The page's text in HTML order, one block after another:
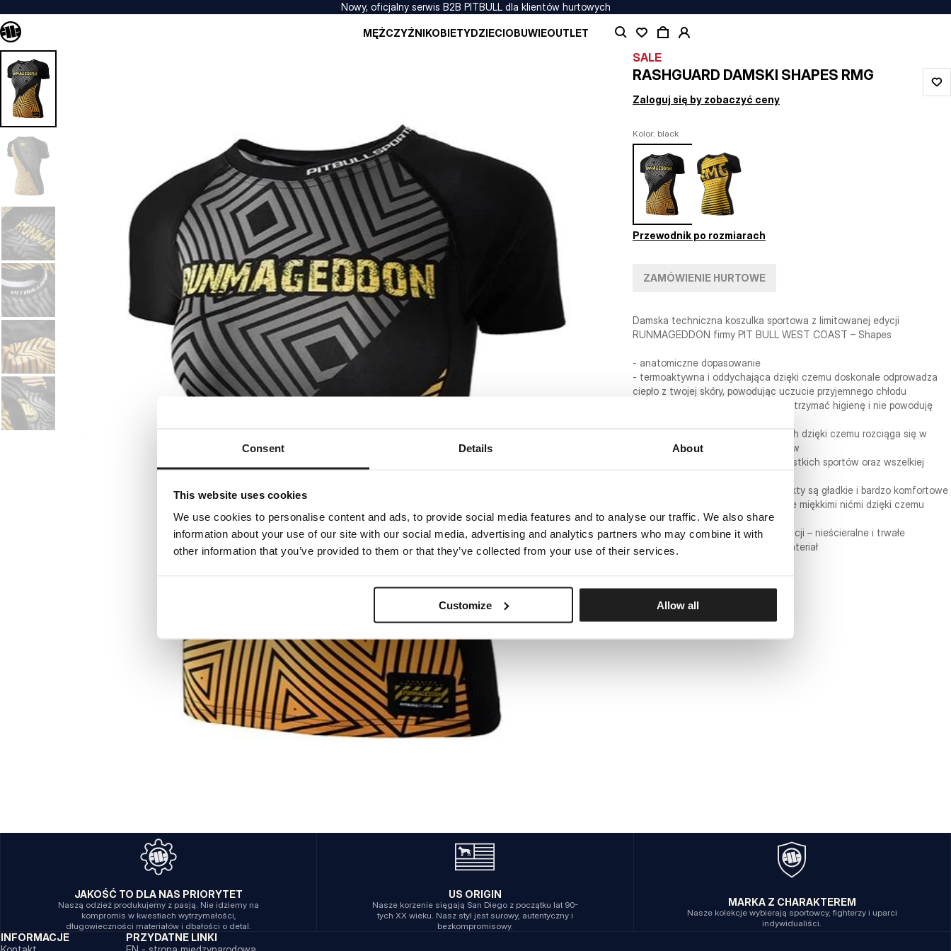
Consent Details About
This website uses cookies
We use cookies to personalise content and ads, to provide social media features and to analyse our traffic. We also share
information about your use of our site with our social media, advertising and analytics partners who may combine it with
other information that you’ve provided to them or that they’ve collected from your use of their services.
Customize Allow all
Nowy, oficjalny serwis B2B PITBULL dla klientów hurtowych
MĘŻCZYŹNIKOBIETYDZIECIOBUWIEOUTLET
SALE
RASHGUARD DAMSKI SHAPES RMG
Zaloguj się by zobaczyć ceny
Kolor: black
Przewodnik po rozmiarach
ZAMÓWIENIE HURTOWE
Damska techniczna koszulka sportowa z limitowanej edycji
RUNMAGEDDON firmy PIT BULL WEST COAST – Shapes
- anatomiczne dopasowanie
- termoaktywna i oddychająca dzięki czemu doskonale odprowadza
ciepło z twojej skóry, powodując uczucie przyjemnego chłodu
- szybkoschnący materiał pomaga utrzymać higienę i nie powoduję
- tkanina z systemem 4-way stretch dzięki czemu rozciąga się w
każdym kierunku nie krępując ruchów
- przeznaczone do uprawiania wszystkich sportów oraz wszelkiej
- dzięki zastosowaniu nylonu produkty są gładkie i bardzo komfortowe
- płaskie elastyczne szwy wykonane miękkimi nićmi dzięki czemu
chronią przed obtarciami naskórka
- nadruki wykonane metodą sublimacji – nieścieralne i trwałe
- Pit Bull West Coast Spandex ® Materiał
JAKOŚĆ TO DLA NAS PRIORYTET
Naszą odzież produkujemy z pasją. Nie idziemy na
kompromis w kwestiach wytrzymałości,
długowieczności materiałów i dbałości o detal.
US ORIGIN
Nasze korzenie sięgają San Diego z początku lat 90-
tych XX wieku. Nasz styl jest surowy, autentyczny i
bezkompromisowy.
MARKA Z CHARAKTEREM
Nasze kolekcje wybierają sportowcy, fighterzy i uparci
indywidualiści.
INFORMACJE
PRZYDATNE LINKI